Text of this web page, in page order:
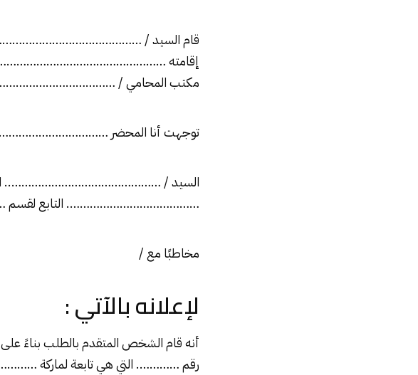
قام السيد /
إقامته
مكتب المحامي /
توجهت أنا المحضر
السيد / ………………………………………..
…………………………………. التابع
مخاطبًا مع /
لإعلانه بالآتي :
أنه قام الشخص المتقدم بالطلب بناءً
رقم …………. التي هي تابعة لماركة